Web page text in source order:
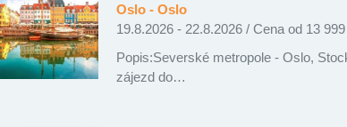
Oslo - Oslo
19.8.2026 - 22.8.2026/ Cena od 13
Popis:Severské metropole - Oslo,
zájezd do…